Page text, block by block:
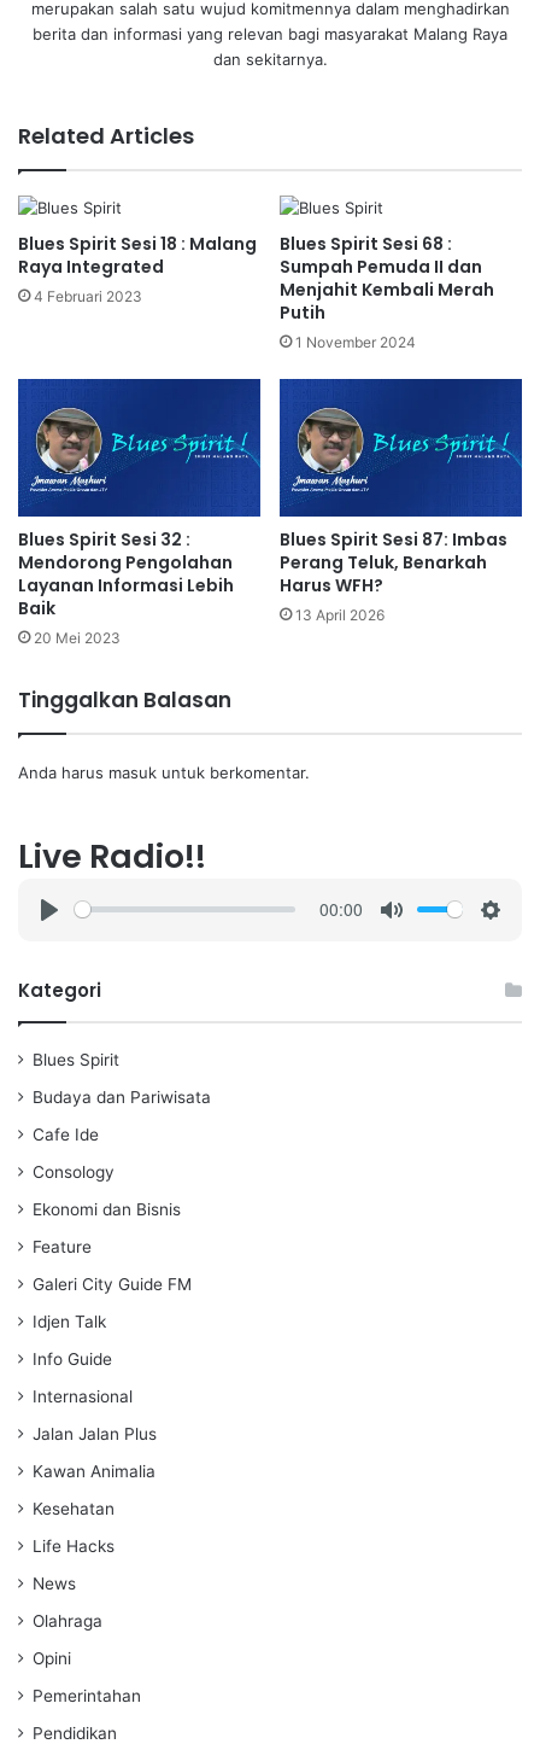
merupakan salah satu wujud komitmennya dalam menghadirkan
berita dan informasi yang relevan bagi masyarakat Malang Raya
dan sekitarnya.
Related Articles
Blues Spirit Sesi 18 : Malang
Raya Integrated
4 Februari 2023
Blues Spirit Sesi 68 :
Sumpah Pemuda II dan
Menjahit Kembali Merah
Putih
1 November 2024
Blues Spirit Sesi 32 :
Mendorong Pengolahan
Layanan Informasi Lebih
Baik
20 Mei 2023
Blues Spirit Sesi 87: Imbas
Perang Teluk, Benarkah
Harus WFH?
13 April 2026
Tinggalkan Balasan
Anda harus masuk untuk berkomentar.
Live Radio!!
a
00:00
Kategori
Blues Spirit
Budaya dan Pariwisata
Cafe Ide
Consology
Ekonomi dan Bisnis
Feature
Galeri City Guide FM
Idjen Talk
Info Guide
Internasional
Jalan Jalan Plus
Kawan Animalia
Kesehatan
Life Hacks
News
Olahraga
Opini
Pemerintahan
Pendidikan